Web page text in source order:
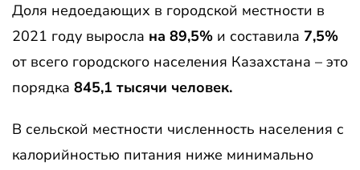
Доля недоедающих в городской местности в
2021 году выросла на 89,5% и составила 7,5%
от всего городского населения Казахстана – это
порядка 845,1 тысячи человек.
В сельской местности численность населения с
калорийностью питания ниже минимально